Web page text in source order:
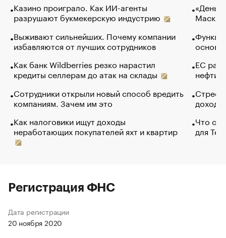
Казино проиграло. Как ИИ-агенты
разрушают букмекерскую индустрию
Выживают сильнейших. Почему компании
избавляются от лучших сотрудников
Как банк Wildberries резко нарастил
кредиты селлерам до атак на склады
Сотрудники открыли новый способ вредить
компаниям. Зачем им это
Как налоговики ищут доходы
неработающих покупателей яхт и квартир
Маск в
основ
ЕС
нефти
Что
для
Регистрация ФНС
Дата регистрации
20 ноября 2020